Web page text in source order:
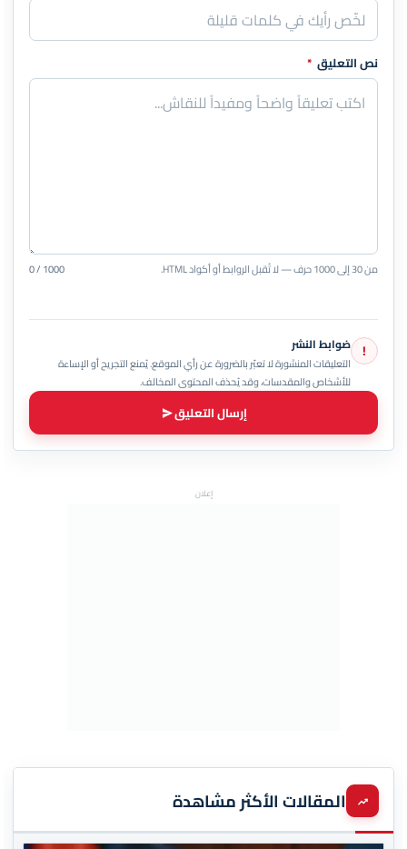
نص التعليق *
من 30 إلى 1000 حرف — لا تُقبل الروابط أو أكواد HTML. 0 / 1000
! ضوابط النشر
التعليقات المنشورة لا تعبّر بالضرورة عن رأي الموقع. يُمنع التجريح أو الإساءة
للأشخاص والمقدسات، وقد يُحذف المحتوى المخالف.
إرسال التعليق
إعلان
المقالات الأكثر مشاهدة